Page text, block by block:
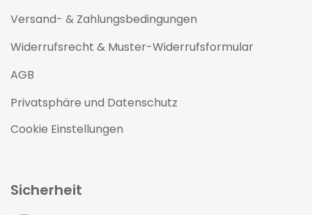
Versand- & Zahlungsbedingungen
Widerrufsrecht & Muster-Widerrufsformular
AGB
Privatsphäre und Datenschutz
Cookie Einstellungen
Sicherheit